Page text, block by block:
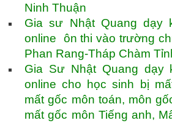
Ninh Thuận
Gia sư Nhật Quang dạy
online ôn thi vào trường
Phan Rang-Tháp Chàm
Gia Sư Nhật Quang dạy
online cho học sinh bị
mất gốc môn toán, môn
mất gốc môn Tiếng anh,